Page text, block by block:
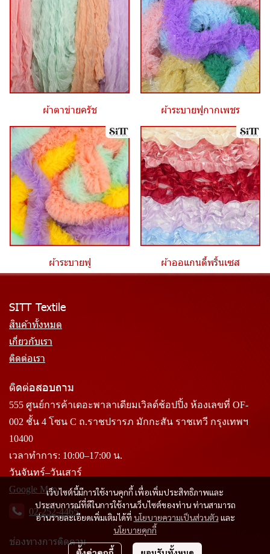
ผ้าตาข่ายครัช ผ้าระบายฟูกากเพชร
ผ้าระบายฟู ผ้าออแกนดี้พริ้นเซส
เว็บไซต์นี้มีการใช้งานคุกกี้ เพื่อเพิ่มประสิทธิภาพและ
ประสบการณ์ที่ดีในการใช้งานเว็บไซต์ของท่าน ท่านสามารถ
อ่านรายละเอียดเพิ่มเติมได้ที่ นโยบายความเป็นส่วนตัว และ
นโยบายคุกกี้
SITT Textile
สินค้าทั้งหมด
เกี่ยวกับเรา
ติดต่อเรา
ติดต่อสอบถาม
555 ศูนย์การค้าเดอะพาลาเดียมเวิลด์ช้อปปิ้ง ห้องเลขที่ OF-
002 ชั้น 4 โซน C ถ.ราชปรารภ มักกะสัน ราชเทวี กรุงเทพฯ
10400
เวลาทำการ: 10:00–17:00 น.
วันจันทร์–วันเสาร์
Google Map
02-252-4465
ช่องทางการติดตาม